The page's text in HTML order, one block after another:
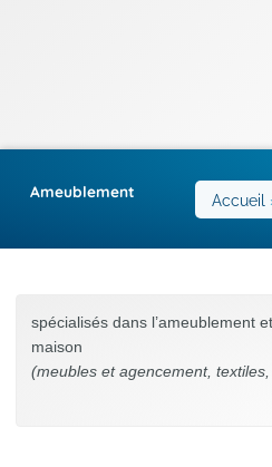
Ameublement Accueil
spécialisés dans l’ameublement
maison
(meubles et agencement,